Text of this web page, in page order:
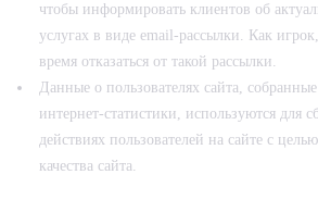
чтобы информировать клиентов об
услугах в виде email-рассылки. Как
время отказаться от такой рассылки.
Данные о пользователях сайта,
интернет-статистики, используются для
действиях пользователей на сайте с
качества сайта.